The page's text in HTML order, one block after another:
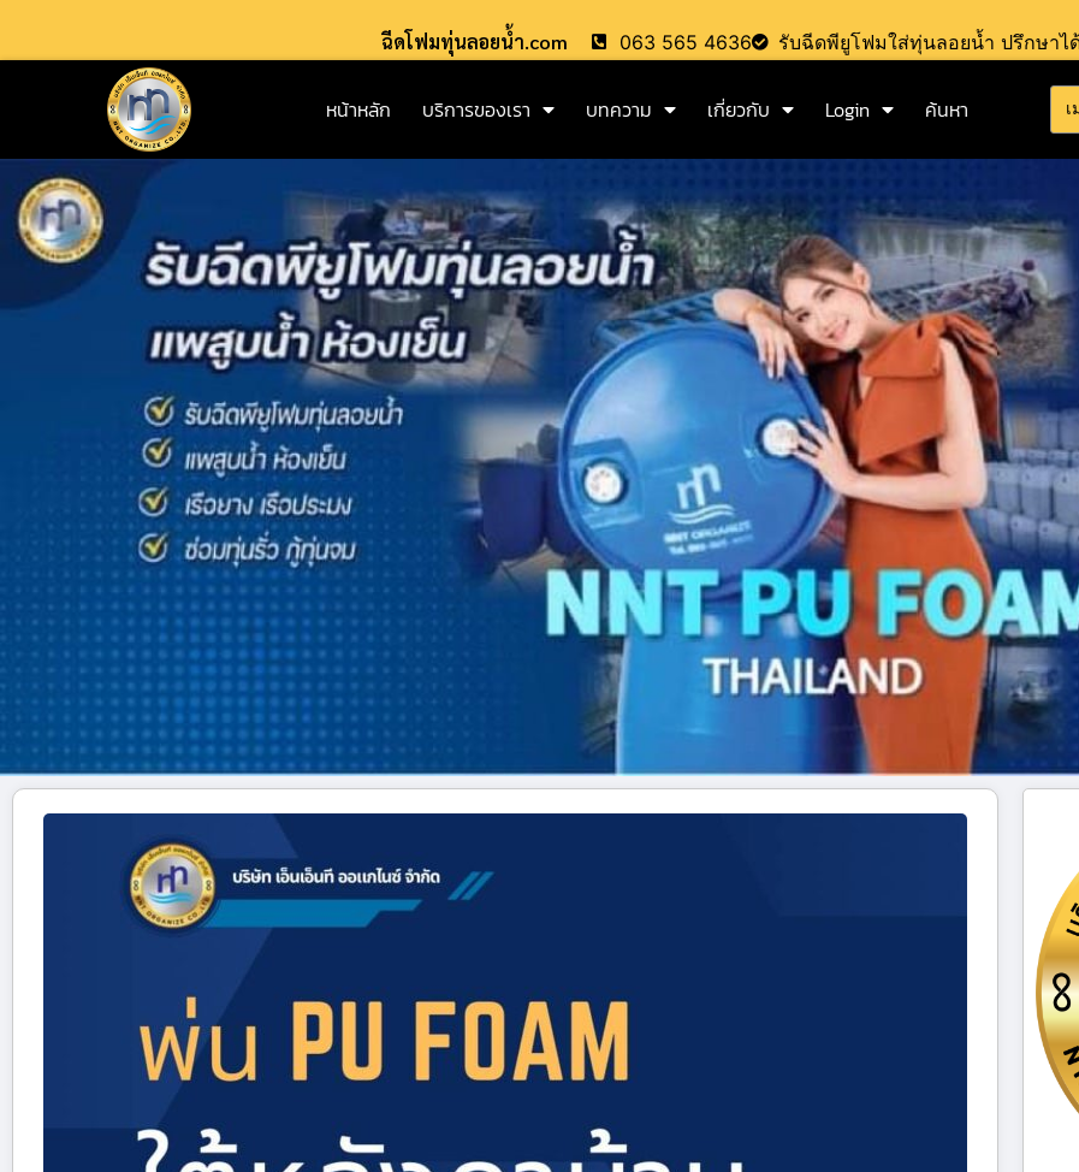
ฉีดโฟมทุ่นลอยน้ำ.com 063 565 4636 รับฉีดพียูโฟมใส่ทุ่นลอยน้ำ ปรึกษาไ
หน้าหลัก บริการของเรา บทความ เกี่ยวกับ Login ค้นหา